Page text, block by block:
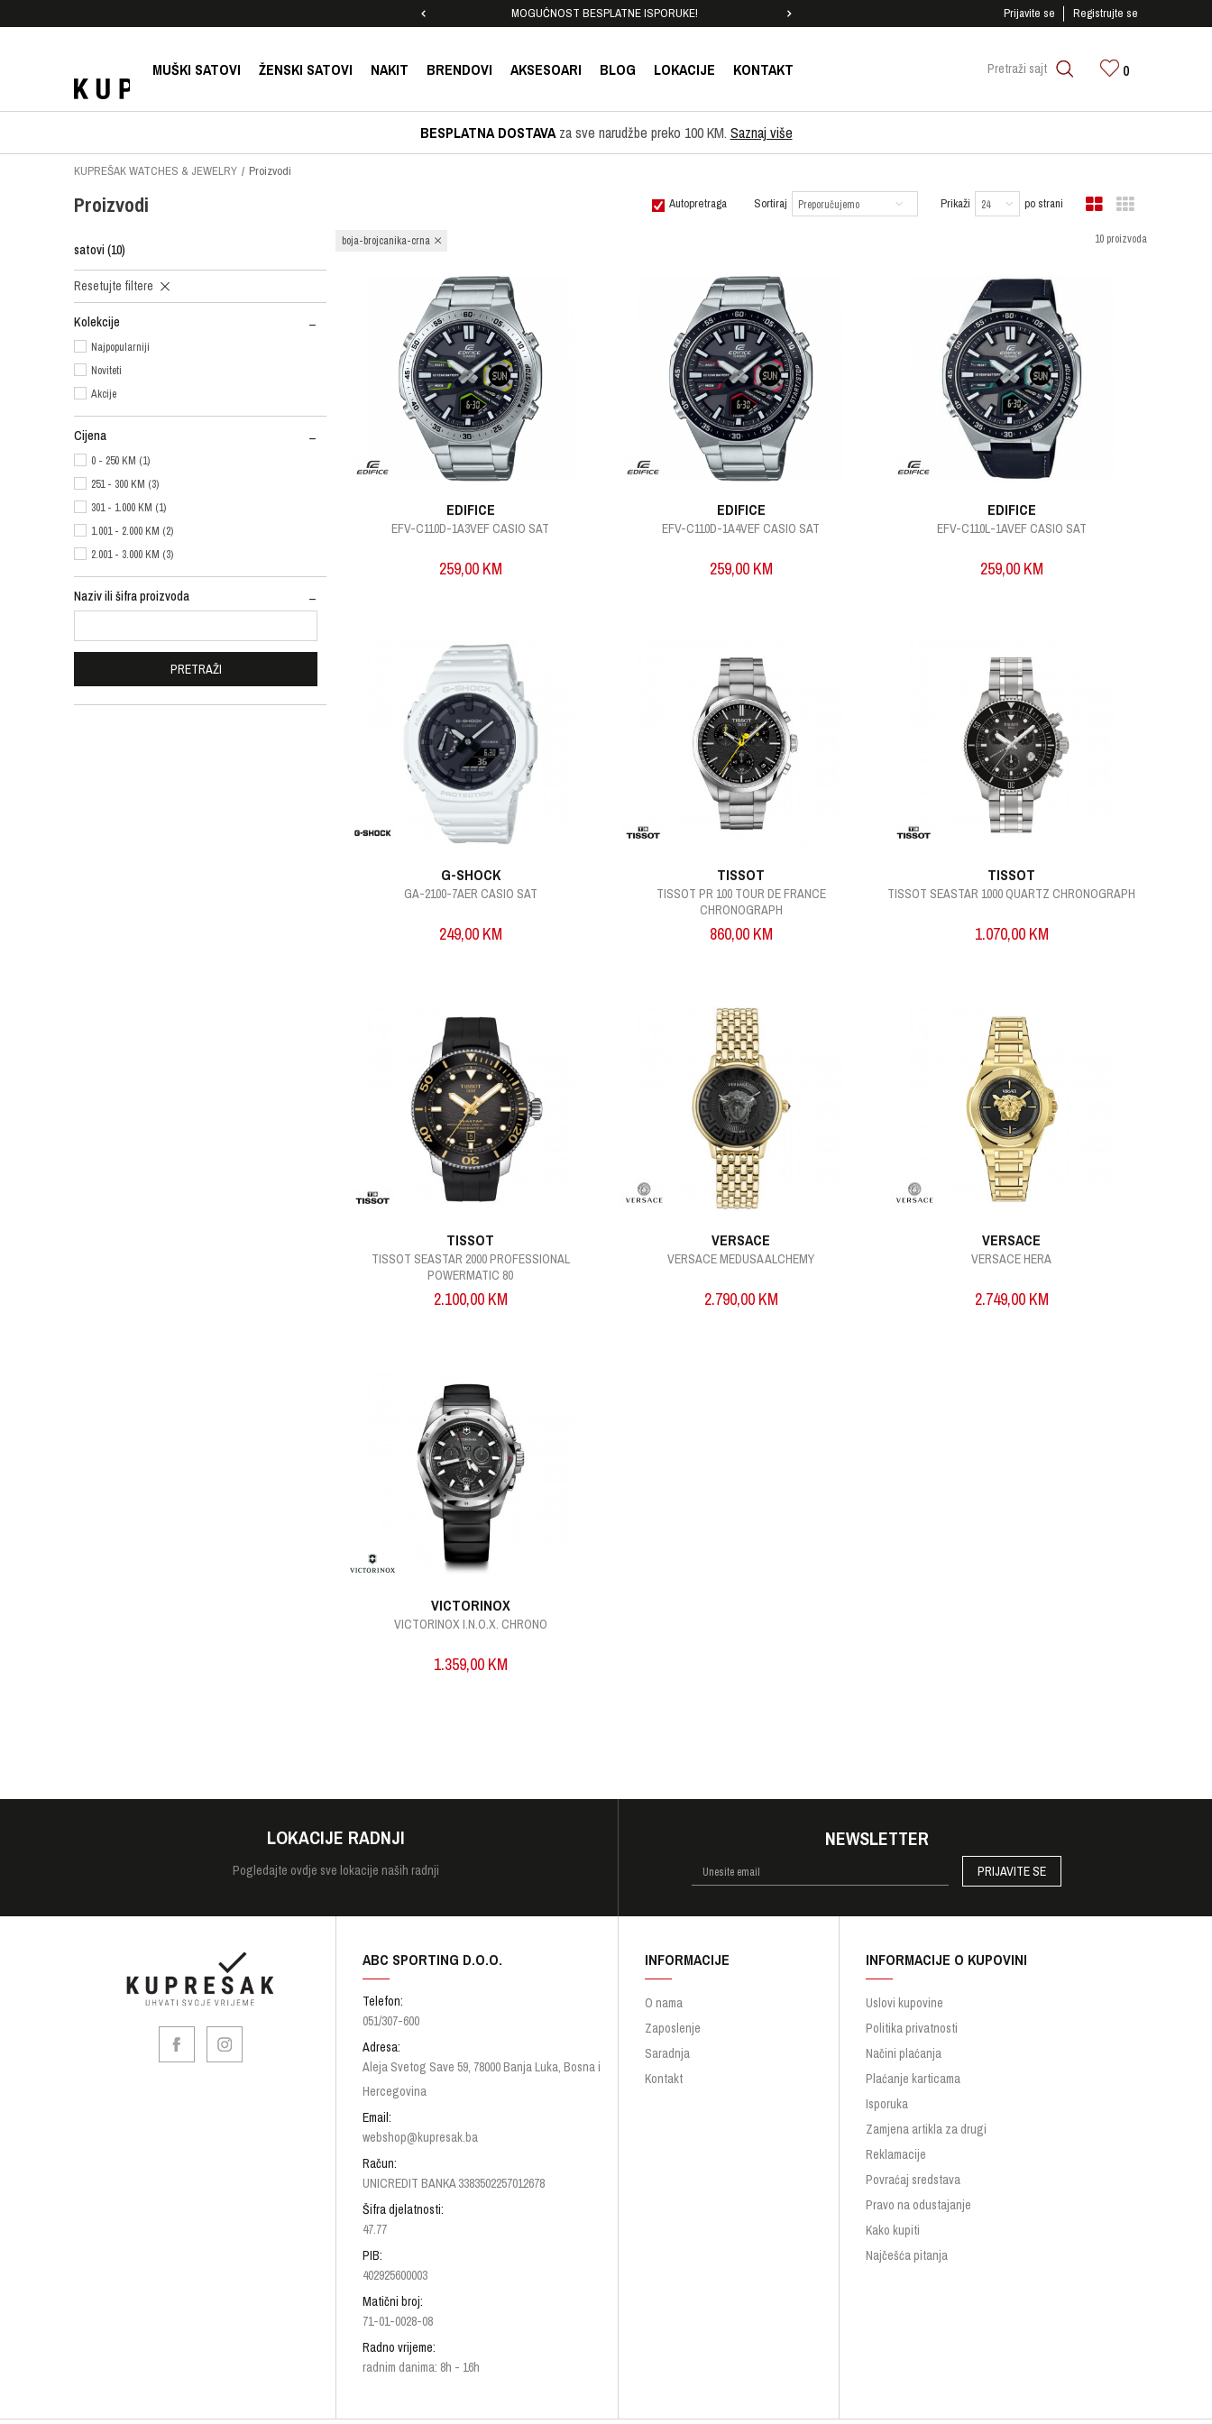
MOGUĆNOST BESPLATNE ISPORUKE! SIGURNO PLAĆANJE PLATNIM KARTICAMA!
Prijavite se Registrujte se
MUŠKI SATOVI ŽENSKI SATOVI NAKIT BRENDOVI AKSESOARI BLOG LOKACIJE KONTAKT Pretraži sajt 0
BESPLATNA DOSTAVAza sve narudžbe preko 100 KM. Saznaj više
KUPREŠAK WATCHES & JEWELRY Proizvodi
Proizvodi Autopretraga Sortiraj Prikaži po strani
satovi (10)
Resetujte filtere
Kolekcije
Najpopularniji
Noviteti
Akcije
Cijena
0 - 250 KM (1)
251 - 300 KM (3)
301 - 1.000 KM (1)
1.001 - 2.000 KM (2)
2.001 - 3.000 KM (3)
Naziv ili šifra proizvoda
PRETRAŽI
boja-brojcanika-crna 10 proizvoda
EDIFICE
EFV-C110D-1A3VEF CASIO SAT
259,00 KM
EDIFICE
EFV-C110D-1A4VEF CASIO SAT
259,00 KM
EDIFICE
EFV-C110L-1AVEF CASIO SAT
259,00 KM
G-SHOCK
GA-2100-7AER CASIO SAT
249,00 KM
TISSOT
TISSOT PR 100 TOUR DE FRANCE
CHRONOGRAPH
860,00 KM
TISSOT
TISSOT SEASTAR 1000 QUARTZ CHRONOGRAPH
1.070,00 KM
TISSOT
TISSOT SEASTAR 2000 PROFESSIONAL
POWERMATIC 80
2.100,00 KM
VERSACE
VERSACE MEDUSA ALCHEMY
2.790,00 KM
VERSACE
VERSACE HERA
2.749,00 KM
VICTORINOX
VICTORINOX I.N.O.X. CHRONO
1.359,00 KM
LOKACIJE RADNJI
Pogledajte ovdje sve lokacije naših radnji
NEWSLETTER
PRIJAVITE SE
ABC SPORTING D.O.O.
Telefon:
051/307-600
Adresa:
Aleja Svetog Save 59, 78000 Banja Luka, Bosna i
Hercegovina
Email:
webshop@kupresak.ba
Račun:
UNICREDIT BANKA 3383502257012678
Šifra djelatnosti:
47.77
PIB:
402925600003
Matični broj:
71-01-0028-08
Radno vrijeme:
radnim danima: 8h - 16h
INFORMACIJE
O nama
Zaposlenje
Saradnja
Kontakt
INFORMACIJE O KUPOVINI
Uslovi kupovine
Politika privatnosti
Načini plaćanja
Plaćanje karticama
Isporuka
Zamjena artikla za drugi
Reklamacije
Povraćaj sredstava
Pravo na odustajanje
Kako kupiti
Najčešća pitanja